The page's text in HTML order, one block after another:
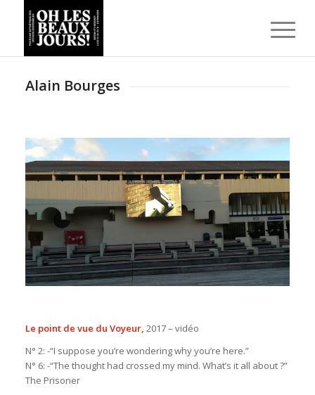
Alain Bourges
Le point de vue du Voyeur, 2017 – vidéo
N° 2: -“I suppose you’re wondering why you’re here.”
N° 6: -“The thought had crossed my mind. What’s it all about ?”
The Prisoner